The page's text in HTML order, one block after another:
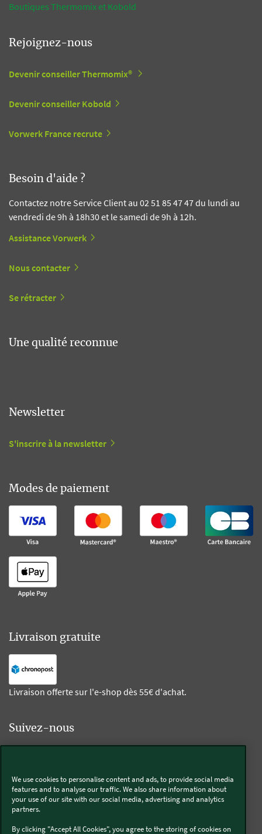
Boutiques Thermomix et Kobold
Rejoignez-nous
Devenir conseiller Thermomix®
Devenir conseiller Kobold
Vorwerk France recrute
Besoin d'aide ?
Contactez notre Service Client au 02 51 85 47 47 du lundi au
vendredi de 9h à 18h30 et le samedi de 9h à 12h.
Assistance Vorwerk
Nous contacter
Se rétracter
Une qualité reconnue
Newsletter
S'inscrire à la newsletter
Modes de paiement
Livraison gratuite
Livraison offerte sur l'e-shop dès 55€ d'achat.
Suivez-nous
Thermomix®
We use cookies to personalise content and ads, to provide social media
features and to analyse our traffic. We also share information about
your use of our site with our social media, advertising and analytics
partners.
By clicking "Accept All Cookies", you agree to the storing of cookies on